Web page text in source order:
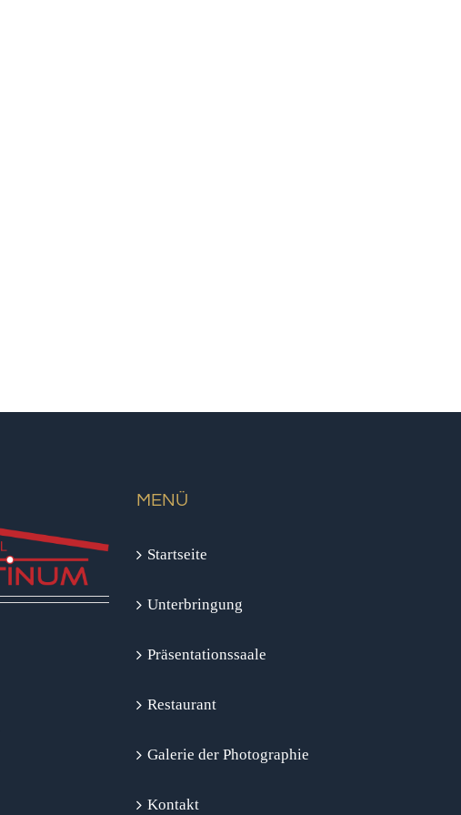
MENÜ
Startseite
Unterbringung
Präsentationssaale
Restaurant
Galerie der Photographie
Kontakt